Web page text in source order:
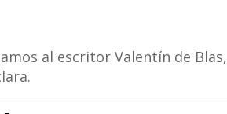
al escritor Valentín de Blas,